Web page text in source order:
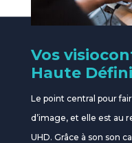
Vos
Haute
Le point central pour
d’image, et elle est au
UHD. Grâce à son son